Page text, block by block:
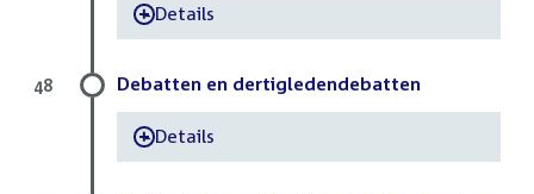
-Details
Debatten en dertigledendebatten
-Details
48